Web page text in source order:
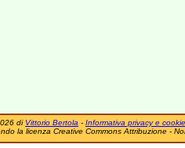
di Vittorio Bertola - Informativa privacy e cookie
la licenza Creative Commons Attribuzione -